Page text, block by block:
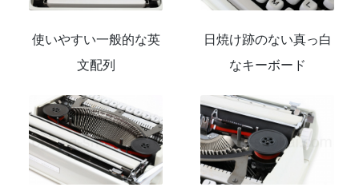
使いやすい一般的な英
文配列
日焼け跡のない真っ白
なキーボード